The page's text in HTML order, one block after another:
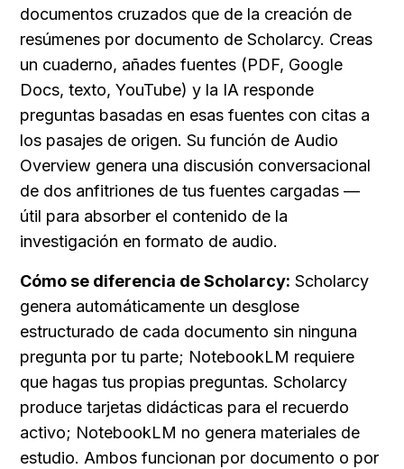
documentos cruzados que de la creación de
resúmenes por documento de Scholarcy. Creas
un cuaderno, añades fuentes (PDF, Google
Docs, texto, YouTube) y la IA responde
preguntas basadas en esas fuentes con citas a
los pasajes de origen. Su función de Audio
Overview genera una discusión conversacional
de dos anfitriones de tus fuentes cargadas —
útil para absorber el contenido de la
investigación en formato de audio.
Cómo se diferencia de Scholarcy: Scholarcy
genera automáticamente un desglose
estructurado de cada documento sin ninguna
pregunta por tu parte; NotebookLM requiere
que hagas tus propias preguntas. Scholarcy
produce tarjetas didácticas para el recuerdo
activo; NotebookLM no genera materiales de
estudio. Ambos funcionan por documento o por